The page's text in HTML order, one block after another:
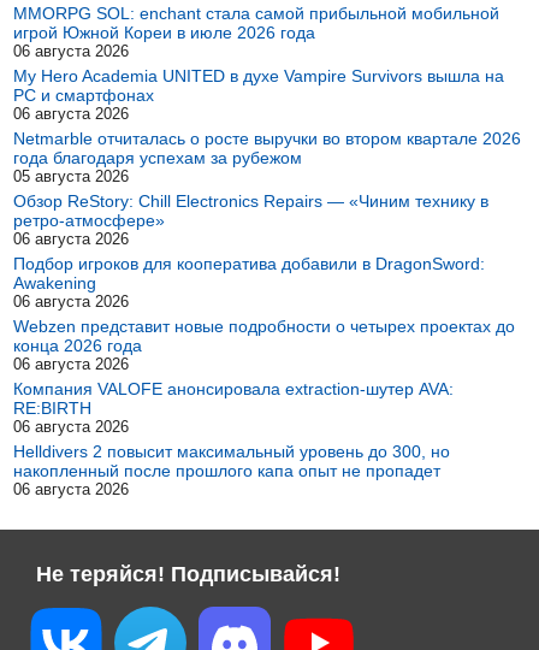
MMORPG SOL: enchant стала самой прибыльной мобильной
игрой Южной Кореи в июле 2026 года
06 августа 2026
My Hero Academia UNITED в духе Vampire Survivors вышла на
PC и смартфонах
06 августа 2026
Netmarble отчиталась о росте выручки во втором квартале 2026
года благодаря успехам за рубежом
05 августа 2026
Обзор ReStory: Chill Electronics Repairs — «Чиним технику в
ретро-атмосфере»
06 августа 2026
Подбор игроков для кооператива добавили в DragonSword:
Awakening
06 августа 2026
Webzen представит новые подробности о четырех проектах до
конца 2026 года
06 августа 2026
Компания VALOFE анонсировала extraction-шутер AVA:
RE:BIRTH
06 августа 2026
Helldivers 2 повысит максимальный уровень до 300, но
накопленный после прошлого капа опыт не пропадет
06 августа 2026
Не теряйся! Подписывайся!